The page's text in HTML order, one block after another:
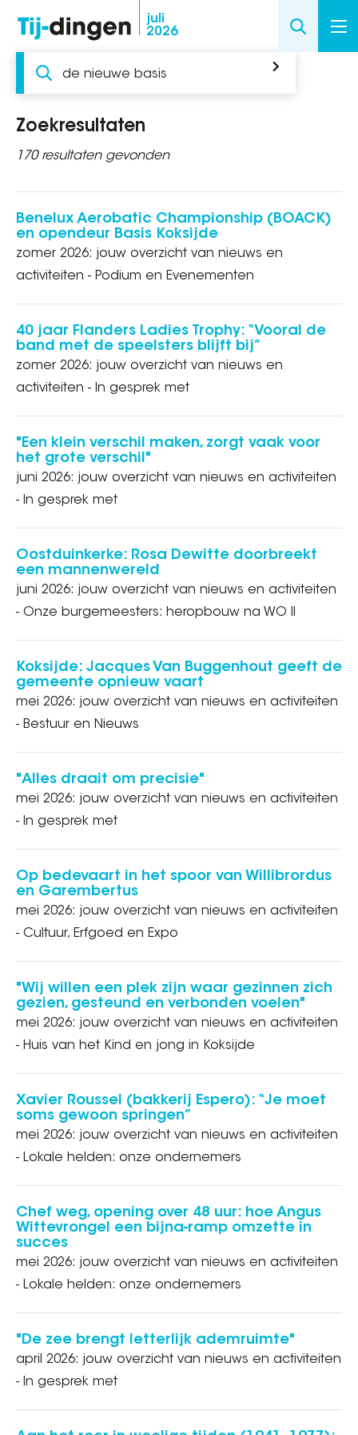
naar
gaan
juli
2026
Zoeken
Zoekresultaten
170 resultaten gevonden
Benelux Aerobatic Championship (BOACK)
en opendeur Basis Koksijde
zomer 2026: jouw overzicht van nieuws en
activiteiten - Podium en Evenementen
40 jaar Flanders Ladies Trophy: “Vooral de
band met de speelsters blijft bij”
zomer 2026: jouw overzicht van nieuws en
activiteiten - In gesprek met
"Een klein verschil maken, zorgt vaak voor
het grote verschil"
juni 2026: jouw overzicht van nieuws en activiteiten
- In gesprek met
Oostduinkerke: Rosa Dewitte doorbreekt
een mannenwereld
juni 2026: jouw overzicht van nieuws en activiteiten
- Onze burgemeesters: heropbouw na WO II
Koksijde: Jacques Van Buggenhout geeft de
gemeente opnieuw vaart
mei 2026: jouw overzicht van nieuws en activiteiten
- Bestuur en Nieuws
"Alles draait om precisie"
mei 2026: jouw overzicht van nieuws en activiteiten
- In gesprek met
Op bedevaart in het spoor van Willibrordus
en Garembertus
mei 2026: jouw overzicht van nieuws en activiteiten
- Cultuur, Erfgoed en Expo
"Wij willen een plek zijn waar gezinnen zich
gezien, gesteund en verbonden voelen"
mei 2026: jouw overzicht van nieuws en activiteiten
- Huis van het Kind en jong in Koksijde
Xavier Roussel (bakkerij Espero): “Je moet
soms gewoon springen”
mei 2026: jouw overzicht van nieuws en activiteiten
- Lokale helden: onze ondernemers
Chef weg, opening over 48 uur: hoe Angus
Wittevrongel een bijna-ramp omzette in
succes
mei 2026: jouw overzicht van nieuws en activiteiten
- Lokale helden: onze ondernemers
"De zee brengt letterlijk ademruimte"
april 2026: jouw overzicht van nieuws en activiteiten
- In gesprek met